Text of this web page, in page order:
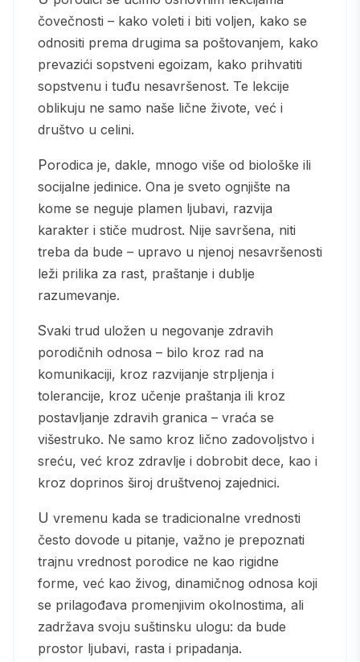
čovečnosti – kako voleti i biti voljen, kako se
odnositi prema drugima sa poštovanjem, kako
prevazići sopstveni egoizam, kako prihvatiti
sopstvenu i tuđu nesavršenost. Te lekcije
oblikuju ne samo naše lične živote, već i
društvo u celini.
Porodica je, dakle, mnogo više od biološke ili
socijalne jedinice. Ona je sveto ognjište na
kome se neguje plamen ljubavi, razvija
karakter i stiče mudrost. Nije savršena, niti
treba da bude – upravo u njenoj nesavršenosti
leži prilika za rast, praštanje i dublje
razumevanje.
Svaki trud uložen u negovanje zdravih
porodičnih odnosa – bilo kroz rad na
komunikaciji, kroz razvijanje strpljenja i
tolerancije, kroz učenje praštanja ili kroz
postavljanje zdravih granica – vraća se
višestruko. Ne samo kroz lično zadovoljstvo i
sreću, već kroz zdravlje i dobrobit dece, kao i
kroz doprinos široj društvenoj zajednici.
U vremenu kada se tradicionalne vrednosti
često dovode u pitanje, važno je prepoznati
trajnu vrednost porodice ne kao rigidne
forme, već kao živog, dinamičnog odnosa koji
se prilagođava promenjivim okolnostima, ali
zadržava svoju suštinsku ulogu: da bude
prostor ljubavi, rasta i pripadanja.